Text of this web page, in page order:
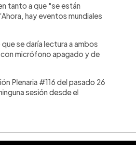
tanto a que "se están
hay eventos mundiales
se daría lectura a ambos
micrófono apagado y de
Plenaria #116 del pasado 26
sesión desde el